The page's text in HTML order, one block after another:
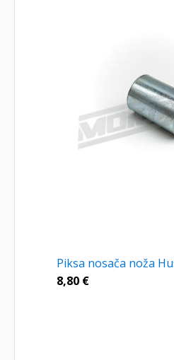
Piksa nosača noža
8,80 €